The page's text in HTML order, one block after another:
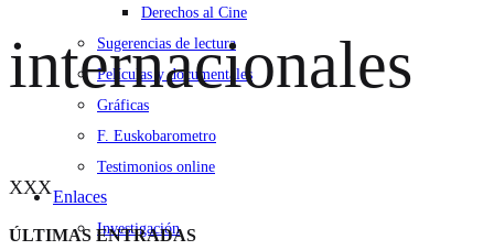
Derechos al Cine
Sugerencias de lectura
Películas y documentales
Gráficas
F. Euskobarometro
Testimonios online
Enlaces
Investigación
internacionales
XXX
ÚLTIMAS ENTRADAS